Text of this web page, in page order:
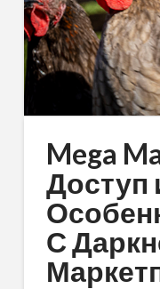
Mega
Доступ
С